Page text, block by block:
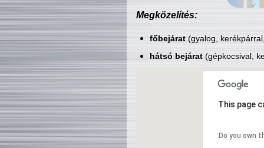
Megközelítés:
főbejárat(gyalog,
hátsó bejárat(gépkocsival,
This page
Do you own